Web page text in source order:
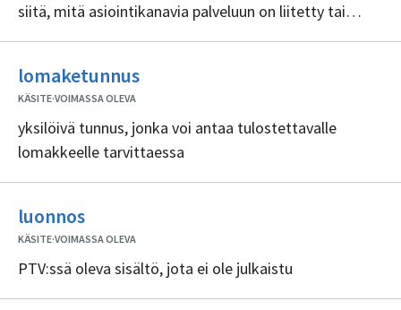
siitä, mitä asiointikanavia palveluun on liitetty tai
lomaketunnusEi
sisällöntuottajia
KÄSITE·VOIMASSA OLEVA
yksilöivä tunnus, jonka voi antaa tulostettavalle
lomakkeelle tarvittaessa
luonnosEi
sisällöntuottajia
KÄSITE·VOIMASSA OLEVA
PTV:ssä oleva sisältö, jota ei ole julkaistu